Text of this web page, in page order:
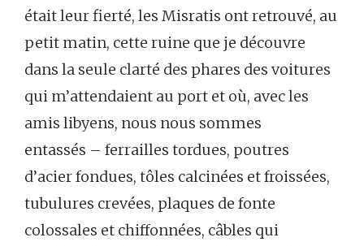
était leur fierté, les Misratis ont retrouvé, au
petit matin, cette ruine que je découvre
dans la seule clarté des phares des voitures
qui m’attendaient au port et où, avec les
amis libyens, nous nous sommes
entassés – ferrailles tordues, poutres
d’acier fondues, tôles calcinées et froissées,
tubulures crevées, plaques de fonte
colossales et chiffonnées, câbles qui